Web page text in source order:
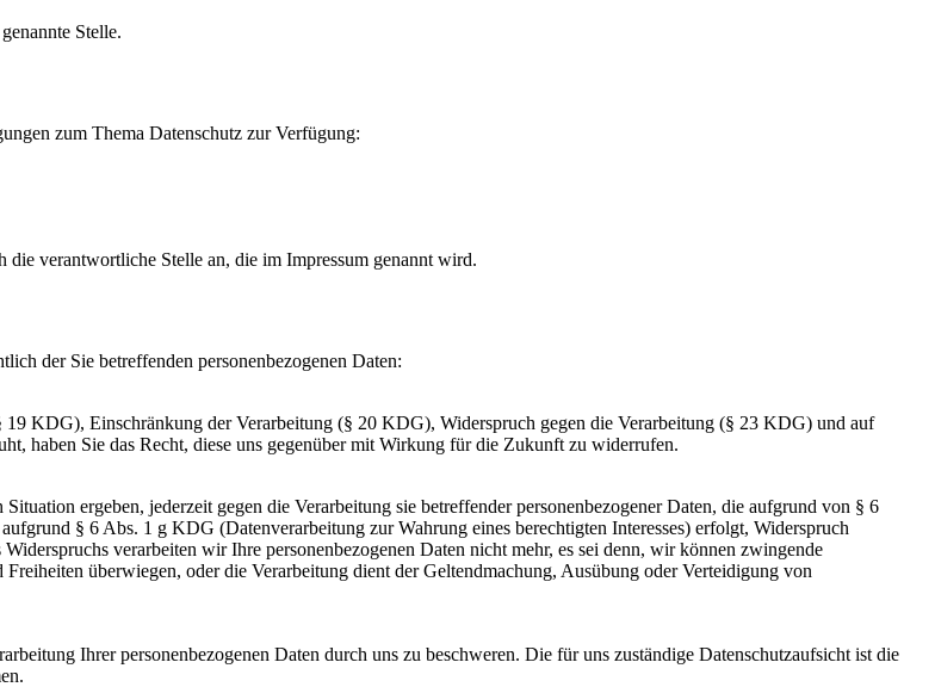
genannte Stelle.
zum Thema Datenschutz zur Verfügung:
die verantwortliche Stelle an, die im Impressum genannt wird.
der Sie betreffenden personenbezogenen Daten:
KDG), Einschränkung der Verarbeitung (§ 20 KDG), Widerspruch gegen die Verarbeitung (§ 23 KDG) und auf
haben Sie das Recht, diese uns gegenüber mit Wirkung für die Zukunft zu widerrufen.
ergeben, jederzeit gegen die Verarbeitung sie betreffender personenbezogener Daten, die aufgrund von § 6
§ 6 Abs. 1 g KDG (Datenverarbeitung zur Wahrung eines berechtigten Interesses) erfolgt, Widerspruch
verarbeiten wir Ihre personenbezogenen Daten nicht mehr, es sei denn, wir können zwingende
überwiegen, oder die Verarbeitung dient der Geltendmachung, Ausübung oder Verteidigung von
Ihrer personenbezogenen Daten durch uns zu beschweren. Die für uns zuständige Datenschutzaufsicht ist die